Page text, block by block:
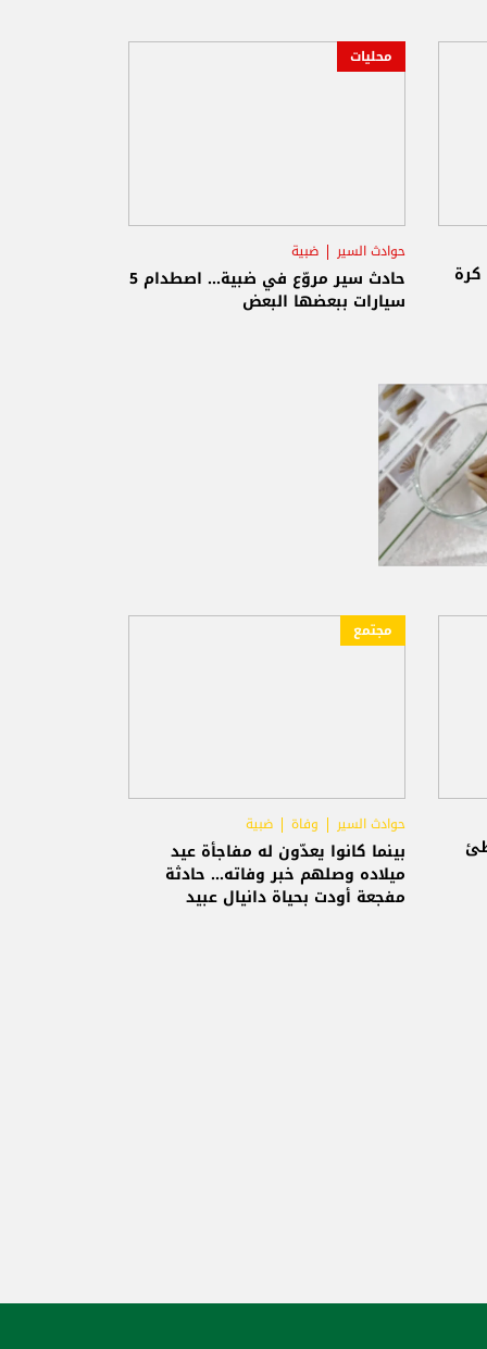
محليات
حوادث السير ضبية
حادث سير مروّع في ضبية... اصطدام 5
سيارات ببعضها البعض
مجتمع
حوادث السير وفاة ضبية
بينما كانوا يعدّون له مفاجأة عيد
ميلاده وصلهم خبر وفاته... حادثة
مفجعة أودت بحياة دانيال عبيد